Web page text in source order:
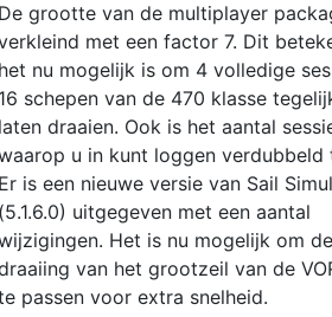
De grootte van de multiplayer
met een factor 7. Dit
het nu mogelijk is om 4 volledige
16 schepen van de 470 klasse
laten draaien. Ook is het aantal
u in kunt loggen verdubbeld
Er is een nieuwe versie van Sail
(5.1.6.0) uitgegeven met een aantal
Het is nu mogelijk om de
van het grootzeil van de
passen voor extra snelheid.